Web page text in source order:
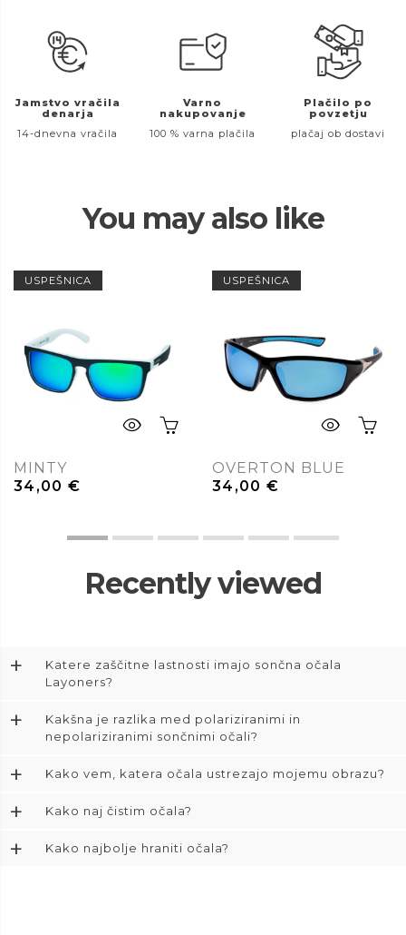
Jamstvo vračila
denarja
14-dnevna vračila
Varno
nakupovanje
100 % varna plačila
Plačilo po
povzetju
plačaj ob dostavi
You may also like
USPEŠNICA
MINTY
34,00€
USPEŠNICA
OVERTON BLUE
34,00€
Recently viewed
+
Katere zaščitne lastnosti imajo sončna očala
Layoners?
+
Kakšna je razlika med polariziranimi in
nepolariziranimi sončnimi očali?
+ Kako vem, katera očala ustrezajo mojemu obrazu?
+ Kako naj čistim očala?
+ Kako najbolje hraniti očala?